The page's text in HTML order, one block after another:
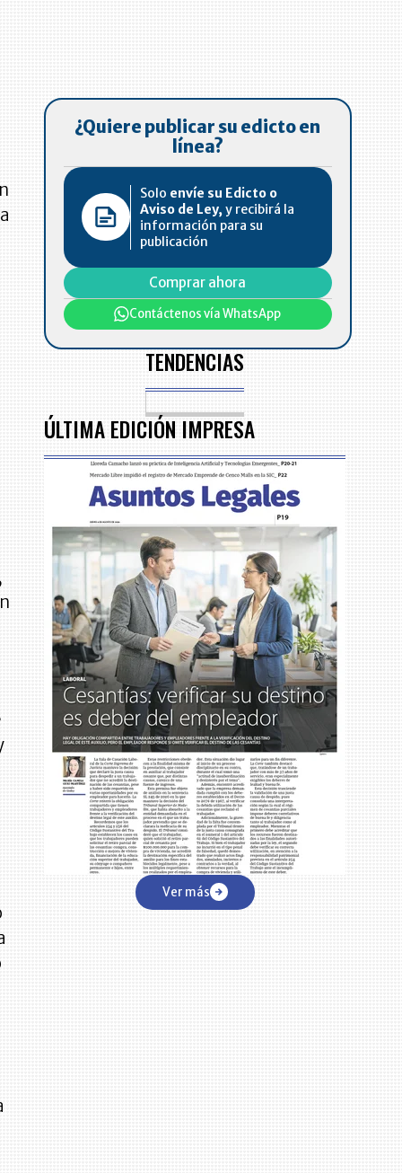
¿Quiere publicar su edicto en
línea?
Solo envíe su Edicto o
Aviso de Ley, y recibirá la
información para su
publicación
Comprar ahora
Contáctenos vía WhatsApp
TENDENCIAS
ÚLTIMA EDICIÓN IMPRESA
Ver más